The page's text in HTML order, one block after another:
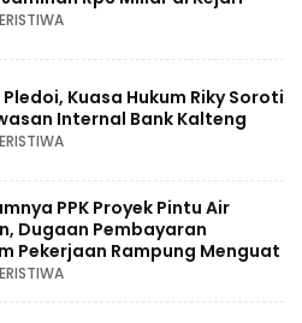
Kuasa Hukum Riky Soroti
Internal Bank Kalteng
PPK Proyek Pintu Air
Dugaan Pembayaran
Pekerjaan Rampung Menguat